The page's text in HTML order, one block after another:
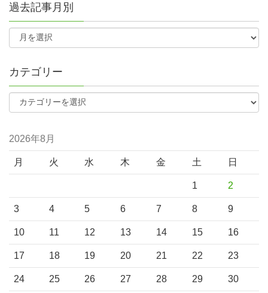
過去記事月別
カテゴリー
2026年8月
月 火 水 木 金 土 日
1 2
3 4 5 6 7 8 9
10 11 12 13 14 15 16
17 18 19 20 21 22 23
24 25 26 27 28 29 30